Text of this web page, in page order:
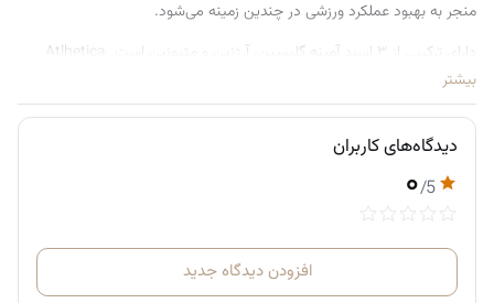
منجر به بهبود عملکرد ورزشی در چندین زمینه می‌شود.
دارای ترکیبی از ۳ اسید آمینه گلیسین، آرژنین و متیونین است. Atlhetica
بهبود عملکرد بدنی کمک می کند و همچنین به جلوگیری از آسیب های ورزشی
کمک می کند.
برای ورزشکاران، مکمل کراتین انرژی موجود در ماهیچه ها را در طول تمرینات
پیشگیری از آسیب را بهبود بخشد و در نتیجه عملکرد ورزشی بیشتری را به
همراه داشته باشد.
بیشتر
دیدگاه‌های کاربران
۰/5
افزودن دیدگاه جدید